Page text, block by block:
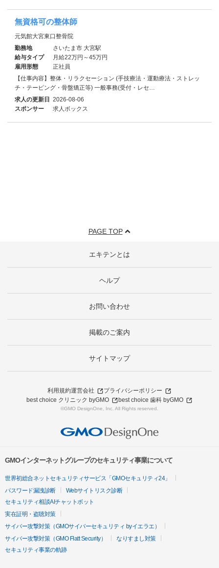
無資格可の整体師
元気館大宮東口整骨院
勤務地
さいたま市 大宮駅
給与タイプ
月給22万円～45万円
雇用形態
正社員
【仕事内容】整体・リラクセーション (手技療法・運動療法・ストレッ
チ・テーピング・骨盤矯正等) 一般事務(受付・レセ…
求人の更新日 2026-08-06
スポンサー
求人ボックス
PAGE TOP
エキテンとは
ヘルプ
お問い合わせ
掲載のご案内
サイトマップ
利用規約運営会社
プライバシーポリシー
best choice クリニック byGMO
best choice 歯科 byGMO
©GMO DesignOne, Inc. All Rights reserved.
GMOインターネットグループのセキュリティ事業について
世界初総合ネットセキュリティサービス「GMOセキュリティ24」
パスワード漏洩診断
Webサイトリスク診断
セキュリティ相談AIチャットボット
実在証明・盗聴対策
サイバー攻撃対策（GMOサイバーセキュリティ byイエラエ）
サイバー攻撃対策（GMO Flatt Security）
なりすまし対策
セキュリティ事業の軌跡